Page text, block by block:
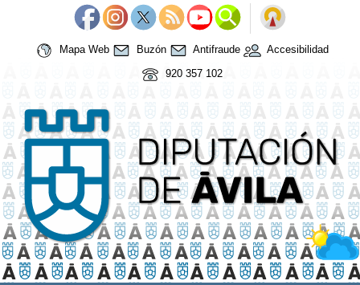
Mapa Web Buzón Antifraude
Accesibilidad
920 357 102